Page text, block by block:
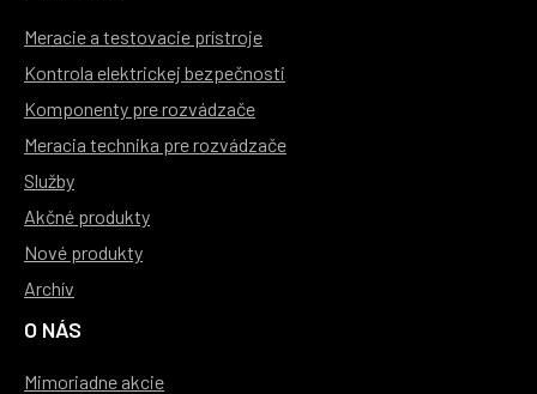
Meracie a testovacie prístroje
Kontrola elektrickej bezpečnosti
Komponenty pre rozvádzače
Meracia technika pre rozvádzače
Služby
Akčné produkty
Nové produkty
Archív
O NÁS
Mimoriadne akcie